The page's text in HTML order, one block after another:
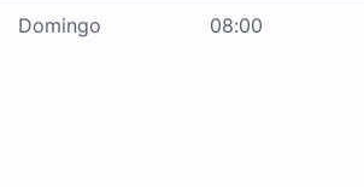
Domingo 08:00